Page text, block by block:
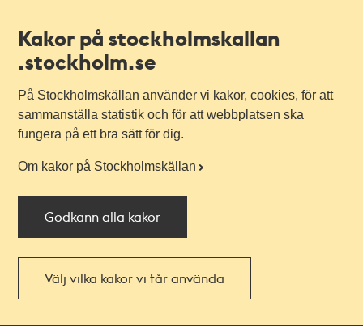
Kakor på stockholmskallan
.stockholm.se
På Stockholmskällan använder vi kakor, cookies, för att
sammanställa statistik och för att webbplatsen ska
fungera på ett bra sätt för dig.
Om kakor på Stockholmskällan
Godkänn alla kakor
Välj vilka kakor vi får använda